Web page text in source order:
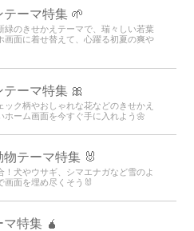
ーマ特集 🌱
緑のきせかえテーマで、瑞々しい若葉
画面に着せ替えて、心躍る初夏の爽や
ーマ特集 🎀
ク柄やおしゃれな花などのきせかえ
ホーム画面を今すぐ手に入れよう🌼
テーマ特集 🐰
！犬やウサギ、シマエナガなど雪のよ
画面を埋め尽くそう🐰
特集 🧉